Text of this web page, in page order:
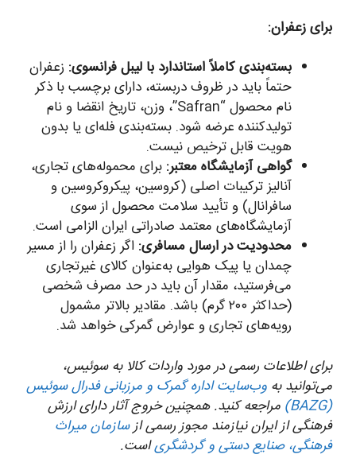
برای زعفران:
بسته‌بندی کاملاً استاندارد با لیبل فرانسوی: زعفران
حتماً باید در ظروف دربسته، دارای برچسب با ذکر
نام محصول “Safran”، وزن، تاریخ انقضا و نام
تولیدکننده عرضه شود. بسته‌بندی فله‌ای یا بدون
هویت قابل ترخیص نیست.
گواهی آزمایشگاه معتبر: برای محموله‌های تجاری،
آنالیز ترکیبات اصلی (کروسین، پیکروکروسین و
سافرانال) و تأیید سلامت محصول از سوی
آزمایشگاه‌های معتمد صادراتی ایران الزامی است.
محدودیت در ارسال مسافری: اگر زعفران را از مسیر
چمدان یا پیک هوایی به‌عنوان کالای غیرتجاری
می‌فرستید، مقدار آن باید در حد مصرف شخصی
(حداکثر ۲۰۰ گرم) باشد. مقادیر بالاتر مشمول
رویه‌های تجاری و عوارض گمرکی خواهد شد.
برای اطلاعات رسمی در مورد واردات کالا به سوئیس،
می‌توانید به وب‌سایت اداره گمرک و مرزبانی فدرال سوئیس
(BAZG)
مراجعه کنید. همچنین خروج آثار دارای ارزش
فرهنگی از ایران نیازمند مجوز رسمی ازسازمان میراث
فرهنگی، صنایع دستی و گردشگریاست.